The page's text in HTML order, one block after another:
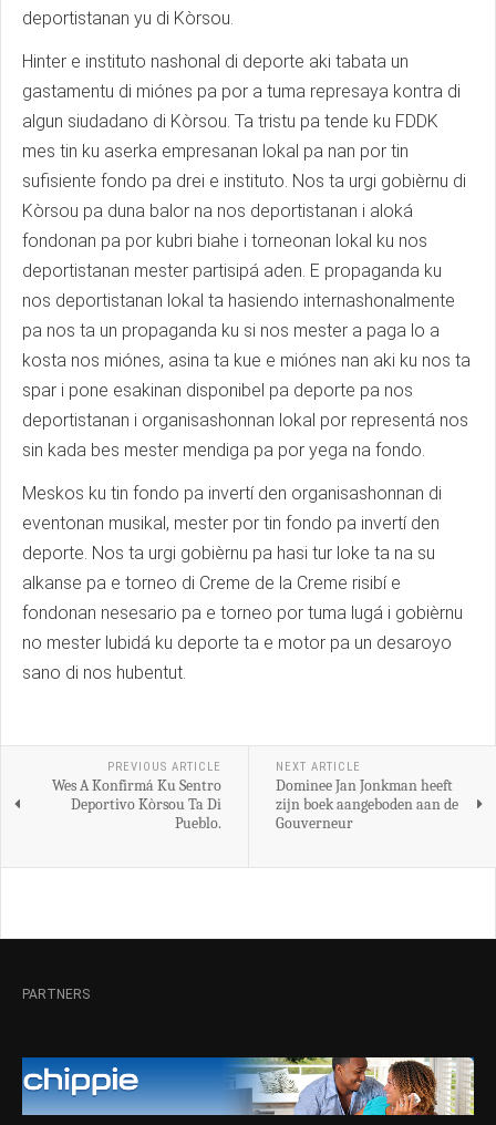
deportistanan yu di Kòrsou.
Hinter e instituto nashonal di deporte aki tabata un
gastamentu di miónes pa por a tuma represaya kontra di
algun siudadano di Kòrsou. Ta tristu pa tende ku FDDK
mes tin ku aserka empresanan lokal pa nan por tin
sufisiente fondo pa drei e instituto. Nos ta urgi gobièrnu di
Kòrsou pa duna balor na nos deportistanan i aloká
fondonan pa por kubri biahe i torneonan lokal ku nos
deportistanan mester partisipá aden. E propaganda ku
nos deportistanan lokal ta hasiendo internashonalmente
pa nos ta un propaganda ku si nos mester a paga lo a
kosta nos miónes, asina ta kue e miónes nan aki ku nos ta
spar i pone esakinan disponibel pa deporte pa nos
deportistanan i organisashonnan lokal por representá nos
sin kada bes mester mendiga pa por yega na fondo.
Meskos ku tin fondo pa invertí den organisashonnan di
eventonan musikal, mester por tin fondo pa invertí den
deporte. Nos ta urgi gobièrnu pa hasi tur loke ta na su
alkanse pa e torneo di Creme de la Creme risibí e
fondonan nesesario pa e torneo por tuma lugá i gobièrnu
no mester lubidá ku deporte ta e motor pa un desaroyo
sano di nos hubentut.
PREVIOUS ARTICLE
Wes A Konfirmá Ku Sentro
Deportivo Kòrsou Ta Di
Pueblo.
NEXT ARTICLE
Dominee Jan Jonkman heeft
zijn boek aangeboden aan de
Gouverneur
PARTNERS